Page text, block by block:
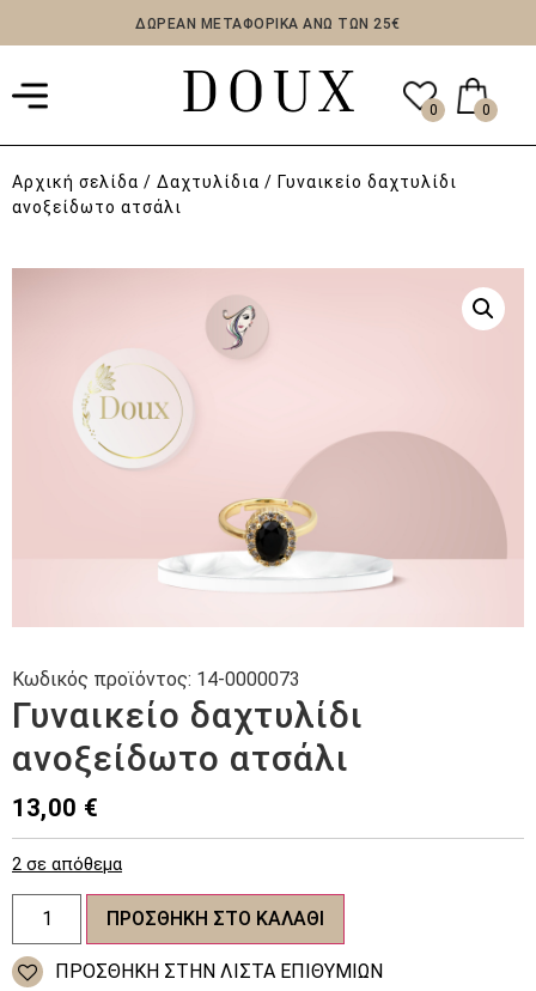
ΔΩΡΕΑΝ ΜΕΤΑΦΟΡΙΚΑ ΑΝΩ ΤΩΝ 25€
0 0
Αρχική σελίδα / Δαχτυλίδια / Γυναικείο δαχτυλίδι
ανοξείδωτο ατσάλι
Γυναικείο δαχτυλίδι
ανοξείδωτο ατσάλι
13,00 €
2 σε απόθεμα
Γυναικείο
δαχτυλίδι
ανοξείδωτο
ατσάλι
ποσότητα
ΠΡΟΣΘΉΚΗ ΣΤΟ ΚΑΛΆΘΙ
ΠΡΌΣΘΉΚΗ ΣΤΗΝ ΛΊΣΤΑ ΕΠΙΘΥΜΙΏΝ
Κωδικός προϊόντος: 14-0000073